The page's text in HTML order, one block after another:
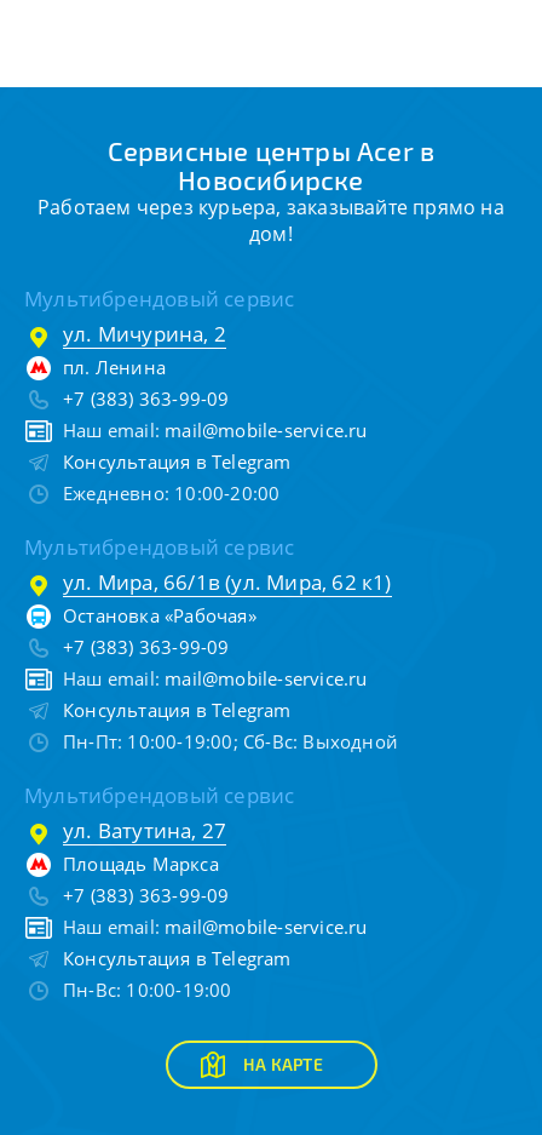
Сервисные центры Acer в
Новосибирске
Работаем через курьера, заказывайте прямо на
дом!
Мультибрендовый сервис
ул. Мичурина, 2
пл. Ленина
+7 (383) 363-99-09
Наш email: mail@mobile-service.ru
Консультация в Telegram
Ежедневно: 10:00-20:00
Мультибрендовый сервис
ул. Мира, 66/1в (ул. Мира, 62 к1)
Остановка «Рабочая»
+7 (383) 363-99-09
Наш email: mail@mobile-service.ru
Консультация в Telegram
Пн-Пт: 10:00-19:00; Сб-Вс: Выходной
Мультибрендовый сервис
ул. Ватутина, 27
Площадь Маркса
+7 (383) 363-99-09
Наш email: mail@mobile-service.ru
Консультация в Telegram
Пн-Вс: 10:00-19:00
НА КАРТЕ